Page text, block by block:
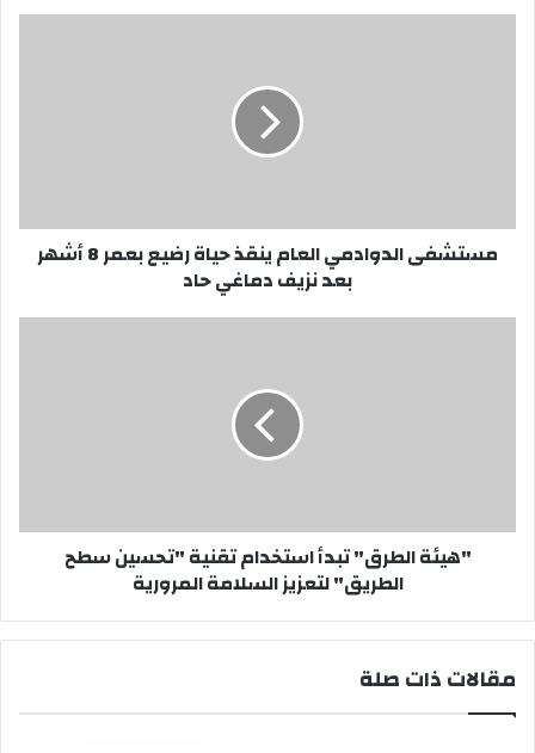
أشهر
مستشفى الدوادمي العام ينقذ حياة رضيع بعمر 8 أشهر
بعد نزيف دماغي حاد
لتعزيز
السلامة"هيئة الطرق" تبدأ استخدام تقنية "تحسين سطح
الطريق" لتعزيز السلامة المرورية
مقالات ذات صلة